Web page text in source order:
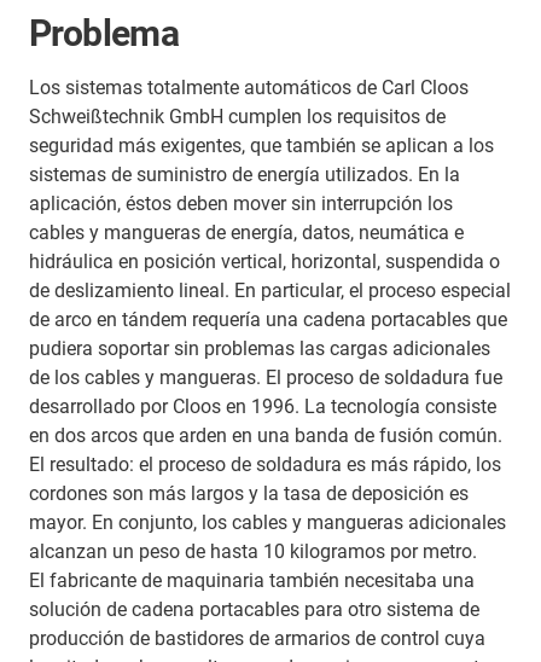
Problema
Los sistemas totalmente automáticos de Carl Cloos
Schweißtechnik GmbH cumplen los requisitos de
seguridad más exigentes, que también se aplican a los
sistemas de suministro de energía utilizados. En la
aplicación, éstos deben mover sin interrupción los
cables y mangueras de energía, datos, neumática e
hidráulica en posición vertical, horizontal, suspendida o
de deslizamiento lineal. En particular, el proceso especial
de arco en tándem requería una cadena portacables que
pudiera soportar sin problemas las cargas adicionales
de los cables y mangueras. El proceso de soldadura fue
desarrollado por Cloos en 1996. La tecnología consiste
en dos arcos que arden en una banda de fusión común.
El resultado: el proceso de soldadura es más rápido, los
cordones son más largos y la tasa de deposición es
mayor. En conjunto, los cables y mangueras adicionales
alcanzan un peso de hasta 10 kilogramos por metro.
El fabricante de maquinaria también necesitaba una
solución de cadena portacables para otro sistema de
producción de bastidores de armarios de control cuya